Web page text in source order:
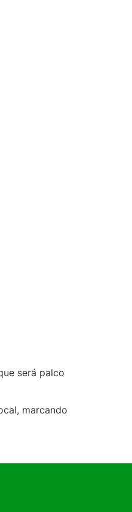
será palco
marcando